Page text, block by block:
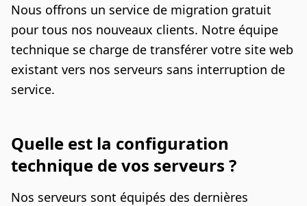
Nous offrons un service de migration gratuit
pour tous nos nouveaux clients. Notre équipe
technique se charge de transférer votre site web
existant vers nos serveurs sans interruption de
service.
Quelle est la configuration
technique de vos serveurs ?
Nos serveurs sont équipés des dernières